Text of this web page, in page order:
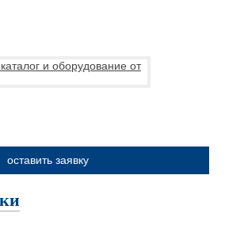
оставить заявку